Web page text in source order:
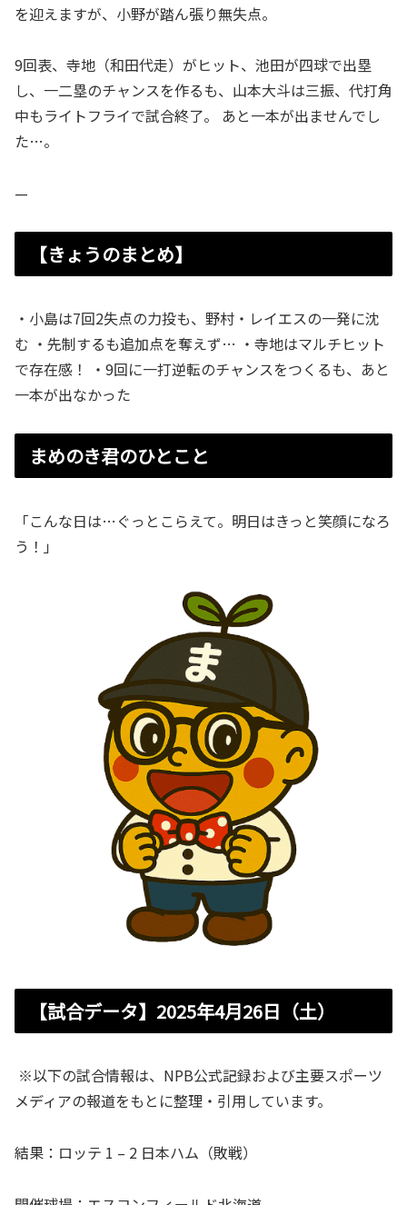
を迎えますが、小野が踏ん張り無失点。
9回表、寺地（和田代走）がヒット、池田が四球で出塁
し、一二塁のチャンスを作るも、山本大斗は三振、代打角
中もライトフライで試合終了。 あと一本が出ませんでし
た…。
—
【きょうのまとめ】
・小島は7回2失点の力投も、野村・レイエスの一発に沈
む ・先制するも追加点を奪えず… ・寺地はマルチヒット
で存在感！ ・9回に一打逆転のチャンスをつくるも、あと
一本が出なかった
まめのき君のひとこと
「こんな日は…ぐっとこらえて。明日はきっと笑顔になろ
う！」
【試合データ】2025年4月26日（土）
※以下の試合情報は、NPB公式記録および主要スポーツ
メディアの報道をもとに整理・引用しています。
結果：ロッテ 1 – 2 日本ハム（敗戦）